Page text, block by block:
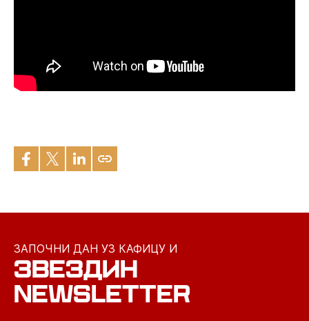
ЗАПОЧНИ ДАН УЗ КАФИЦУ И
ЗВЕЗДИН
NEWSLETTER